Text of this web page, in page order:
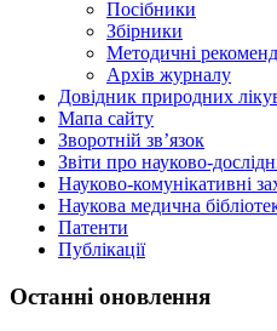
Посібники
Збірники
Методичні
Архів журналу
Довідник природних
Мапа сайту
Зворотній зв’язок
Звіти про науково-
Науково-комунікативні
Наукова медична
Патенти
Публікації
Останні оновлення